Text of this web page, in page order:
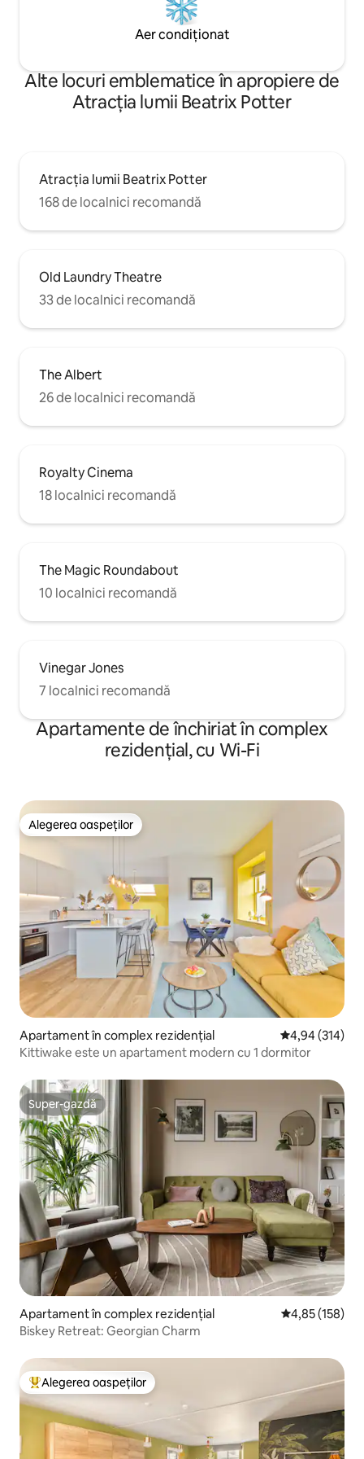
Aer condiționat
Alte locuri emblematice în apropiere de
Atracția lumii Beatrix Potter
Atracția lumii Beatrix Potter
168 de localnici recomandă
Old Laundry Theatre
33 de localnici recomandă
The Albert
26 de localnici recomandă
Royalty Cinema
18 localnici recomandă
The Magic Roundabout
10 localnici recomandă
Vinegar Jones
7 localnici recomandă
Apartamente de închiriat în complex
rezidențial, cu Wi-Fi
Alegerea oaspeților
Alegerea oaspeților
Apartament în complex rezidențial Scor mediu de
4,94 (314)
Kittiwake este un apartament modern cu 1 dormitor
Super-gazdă
Super-gazdă
Apartament în complex rezidențial Scor mediu de
4,85 (158)
Biskey Retreat: Georgian Charm
Locuință din topul categoriei Alegerea oaspeților
Alegerea oaspeților